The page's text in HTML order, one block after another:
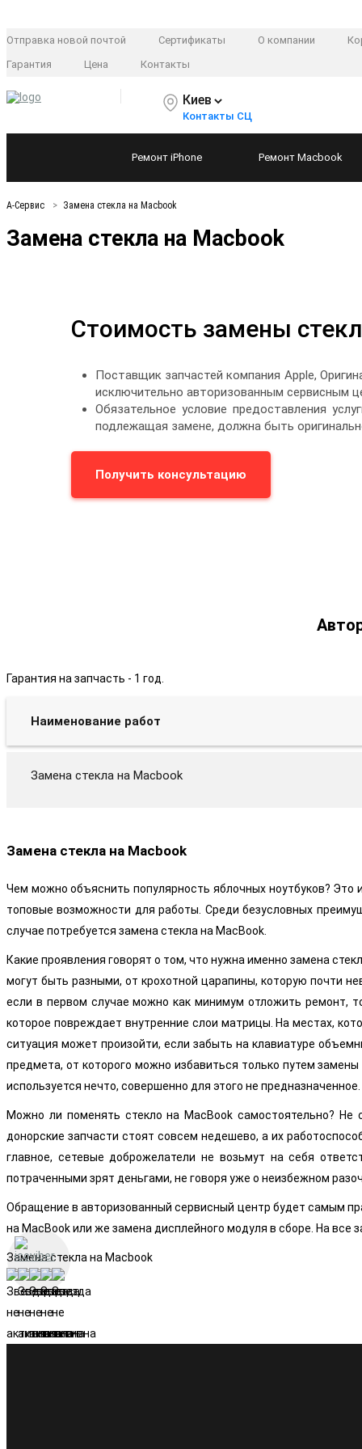
Отправка новой почтой Сертификаты О компании
Гарантия
Цена Контакты
Киев
Контакты СЦ
Ремонт iPhone Ремонт Macbook
А-Сервис Замена стекла на Macbook
Замена стекла на Macbook
Стоимость замены
Поставщик запчастей компания Apple,
исключительно авторизованным сервисным
Обязательное условие предоставления
подлежащая замене, должна быть
Получить консультацию
Гарантия на запчасть - 1 год.
Наименование работ
Замена стекла на Macbook
Замена стекла на Macbook
Чем можно объяснить популярность яблочных ноутбуков?
топовые возможности для работы. Среди безусловных
случае потребуется замена стекла на MacBook.
Какие проявления говорят о том, что нужна именно замена
могут быть разными, от крохотной царапины, которую почти
если в первом случае можно как минимум отложить ремонт,
которое повреждает внутренние слои матрицы. На местах,
ситуация может произойти, если забыть на клавиатуре
предмета, от которого можно избавиться только путем
используется нечто, совершенно для этого не
Можно ли поменять стекло на MacBook самостоятельно?
донорские запчасти стоят совсем недешево, а их
главное, сетевые доброжелатели не возьмут на себя
потраченными зрят деньгами, не говоря уже о неизбежном
Обращение в авторизованный сервисный центр будет самым
на MacBook или же замена дисплейного модуля в сборе. На
Замена стекла на Macbook